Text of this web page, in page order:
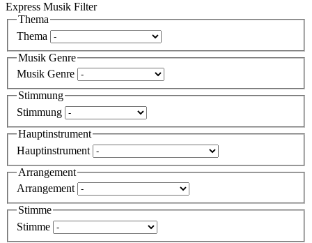
Express Musik Filter
Thema
Thema
Musik Genre
Musik Genre
Stimmung
Stimmung
Hauptinstrument
Hauptinstrument
Arrangement
Arrangement
Stimme
Stimme